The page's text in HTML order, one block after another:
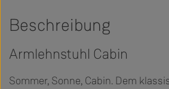
Beschreibung
Armlehnstuhl Cabin
Sommer, Sonne, Cabin. Dem